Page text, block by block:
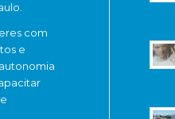
com
e